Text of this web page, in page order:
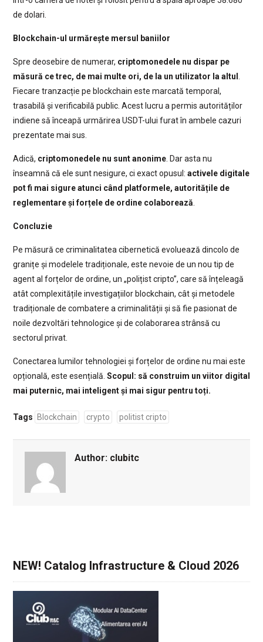
de dolari.
Blockchain-ul urmărește mersul baniilor
Spre deosebire de numerar, criptomonedele nu dispar pe
măsură ce trec, de mai multe ori, de la un utilizator la altul .
Fiecare tranzacție pe blockchain este marcată temporal,
trasabilă și verificabilă public. Acest lucru a permis autorităților
indiene să înceapă urmărirea USDT-ului furat în ambele cazuri
prezentate mai sus.
Adică, criptomonedele nu sunt anonime. Dar asta nu
înseamnă că ele sunt nesigure, ci exact opusul: activele digitale
pot fi mai sigure atunci când platformele, autoritățile de
reglementare și forțele de ordine colaborează.
Concluzie
Pe măsură ce criminalitatea cibernetică evoluează dincolo de
granițe și modelele tradiționale, este nevoie de un nou tip de
agent al forțelor de ordine, un „polițist cripto”, care să înțeleagă
atât complexitățile investigațiilor blockchain, cât și metodele
tradiționale de combatere a criminalității și să fie pasionat de
noile dezvoltări tehnologice și de colaborarea strânsă cu
sectorul privat.
Conectarea lumilor tehnologiei și forțelor de ordine nu mai este
opțională, este esențială. Scopul: să construim un viitor digital
mai puternic, mai inteligent și mai sigur pentru toți.
Tags Blockchain crypto politist cripto
Author: clubitc
NEW! Catalog Infrastructure & Cloud 2026